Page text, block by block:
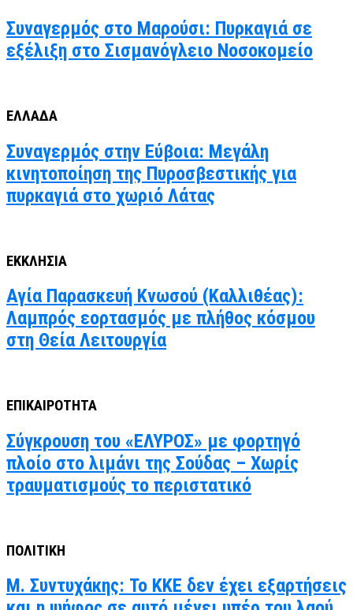
Συναγερμός στο Μαρούσι: Πυρκαγιά σε
εξέλιξη στο Σισμανόγλειο Νοσοκομείο
ΕΛΛΑΔΑ
Συναγερμός στην Εύβοια: Μεγάλη
κινητοποίηση της Πυροσβεστικής για
πυρκαγιά στο χωριό Λάτας
ΕΚΚΛΗΣΙΑ
Αγία Παρασκευή Κνωσού (Καλλιθέας):
Λαμπρός εορτασμός με πλήθος κόσμου
στη Θεία Λειτουργία
ΕΠΙΚΑΙΡΟΤΗΤΑ
Σύγκρουση του «ΕΛΥΡΟΣ» με φορτηγό
πλοίο στο λιμάνι της Σούδας – Χωρίς
τραυματισμούς το περιστατικό
ΠΟΛΙΤΙΚΗ
Μ. Συντυχάκης: Το ΚΚΕ δεν έχει εξαρτήσεις